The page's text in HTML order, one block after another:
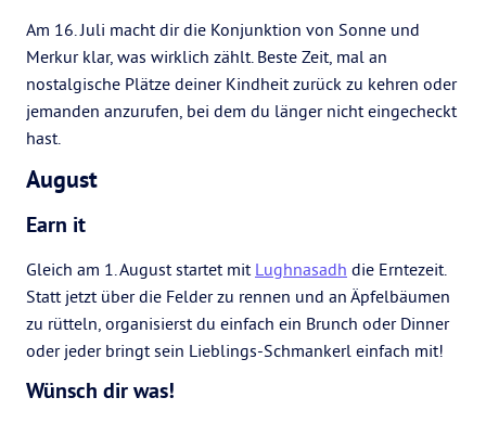
Am 16. Juli macht dir die Konjunktion von Sonne und
Merkur klar, was wirklich zählt. Beste Zeit, mal an
nostalgische Plätze deiner Kindheit zurück zu kehren oder
jemanden anzurufen, bei dem du länger nicht eingecheckt
hast.
August
Earn it
Gleich am 1. August startet mit Lughnasadh die Erntezeit.
Statt jetzt über die Felder zu rennen und an Äpfelbäumen
zu rütteln, organisierst du einfach ein Brunch oder Dinner
oder jeder bringt sein Lieblings-Schmankerl einfach mit!
Wünsch dir was!